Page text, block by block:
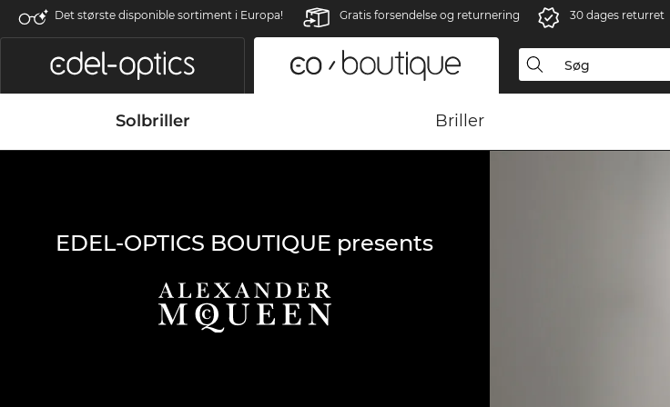
Det største disponible sortiment i Europa! Gratis forsendelse og returnering 30 dages returret
Solbriller Briller
EDEL-OPTICS BOUTIQUE presents